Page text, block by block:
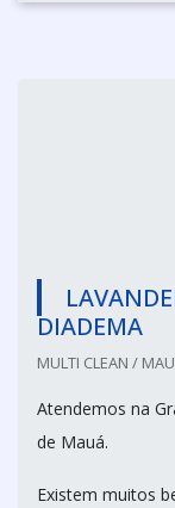
DIADEMA
MULTI CLEAN /
Atendemos na
de Mauá.
Existem muitos